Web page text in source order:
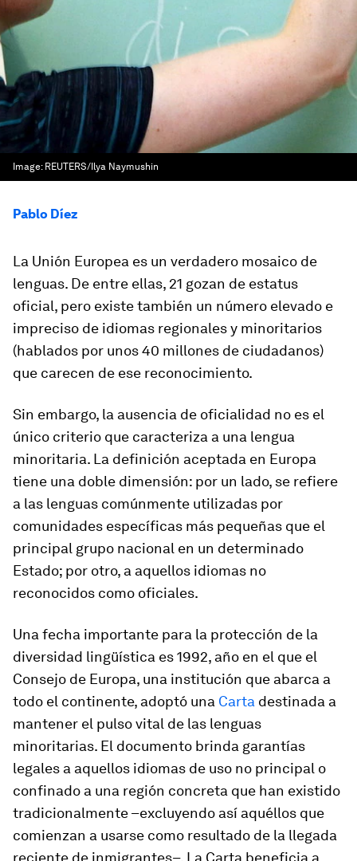
Image: REUTERS/Ilya Naymushin
Pablo Díez
La Unión Europea es un verdadero mosaico de
lenguas. De entre ellas, 21 gozan de estatus
oficial, pero existe también un número elevado e
impreciso de idiomas regionales y minoritarios
(hablados por unos 40 millones de ciudadanos)
que carecen de ese reconocimiento.
Sin embargo, la ausencia de oficialidad no es el
único criterio que caracteriza a una lengua
minoritaria. La definición aceptada en Europa
tiene una doble dimensión: por un lado, se refiere
a las lenguas comúnmente utilizadas por
comunidades específicas más pequeñas que el
principal grupo nacional en un determinado
Estado; por otro, a aquellos idiomas no
reconocidos como oficiales.
Una fecha importante para la protección de la
diversidad lingüística es 1992, año en el que el
Consejo de Europa, una institución que abarca a
todo el continente, adoptó una Carta destinada a
mantener el pulso vital de las lenguas
minoritarias. El documento brinda garantías
legales a aquellos idiomas de uso no principal o
confinado a una región concreta que han existido
tradicionalmente –excluyendo así aquéllos que
comienzan a usarse como resultado de la llegada
reciente de inmigrantes–. La Carta beneficia a